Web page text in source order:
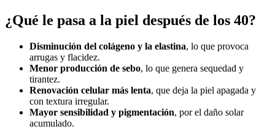
¿Qué le pasa a la piel después de los 40?
Disminución del colágeno y la elastina, lo que provoca
arrugas y flacidez.
Menor producción de sebo, lo que genera sequedad y
tirantez.
Renovación celular más lenta, que deja la piel apagada y
con textura irregular.
Mayor sensibilidad y pigmentación, por el daño solar
acumulado.